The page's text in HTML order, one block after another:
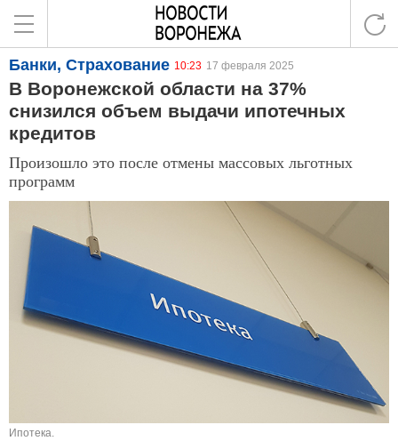
Банки, Страхование 10:23 17 февраля 2025
В Воронежской области на 37%
снизился объем выдачи ипотечных
кредитов
Произошло это после отмены массовых льготных
программ
Ипотека.